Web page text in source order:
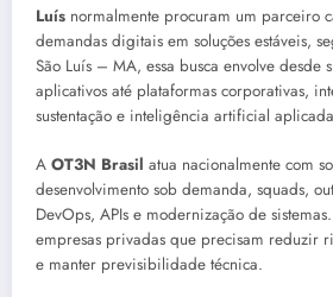
Luís normalmente procuram um parceiro
demandas digitais em soluções estáveis,
São Luís – MA, essa busca envolve desde
aplicativos até plataformas corporativas,
sustentação e inteligência artificial
A OT3N Brasil atua nacionalmente com
desenvolvimento sob demanda, squads,
DevOps, APIs e modernização de
empresas privadas que precisam reduzir
e manter previsibilidade técnica.